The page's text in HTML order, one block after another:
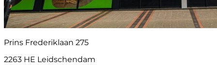
Prins Frederiklaan 275
2263 HE Leidschendam